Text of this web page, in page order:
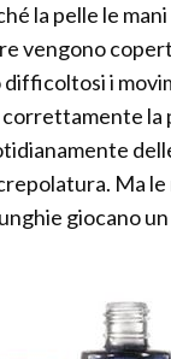
la pelle le
vengono
i
la
Ma le
giocano